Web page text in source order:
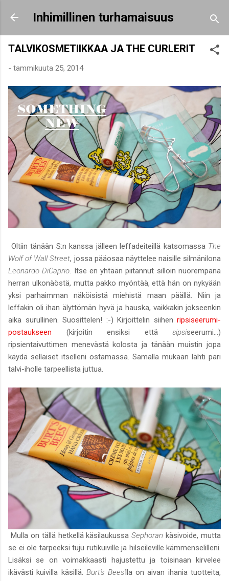
Siirry pääsisältöön
Inhimillinen turhamaisuus
TALVIKOSMETIIKKAA JA THE CURLERIT
- tammikuuta 25, 2014
Oltiin tänään S:n kanssa jälleen leffadeiteillä katsomassa The
Wolf of Wall Street, jossa pääosaa näyttelee naisille silmänilona
Leonardo DiCaprio. Itse en yhtään piitannut silloin nuorempana
herran ulkonäöstä, mutta pakko myöntää, että hän on nykyään
yksi parhaimman näköisistä miehistä maan päällä. Niin ja
leffakin oli ihan älyttömän hyvä ja hauska, vaikkakin jokseenkin
aika surullinen. Suosittelen! :-) Kirjoittelin siihen ripsiseerumi-
postaukseen (kirjoitin ensiksi että sipsiseerumi...)
ripsientaivuttimen menevästä kolosta ja tänään muistin jopa
käydä sellaiset itselleni ostamassa. Samalla mukaan lähti pari
talvi-iholle tarpeellista juttua.
Mulla on tällä hetkellä käsilaukussaSephoran käsivoide, mutta
se ei ole tarpeeksi tuju rutikuiville ja hilseileville kämmenselilleni.
Lisäksi se on voimakkaasti hajustettu ja toisinaan kirvelee
ikävästi kuivilla käsillä.Burt's Bees'lla on aivan ihania tuotteita,